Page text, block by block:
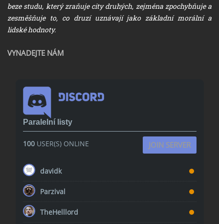
beze studu, který zraňuje city druhých, zejména zpochybňuje a
zesměšňuje to, co druzí uznávají jako základní morální a
lidské hodnoty.
VYNADEJTE NÁM
Paralelní listy
100USER(S) ONLINE JOIN SERVER
davidk
Parzival
TheHelllord